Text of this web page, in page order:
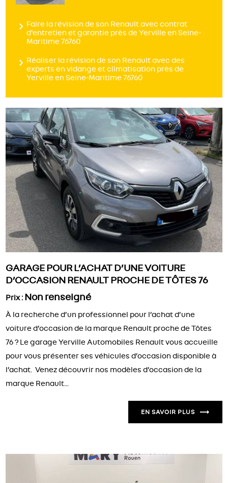
Faire la révision de son Renault avec contrat
d'entretien et garantie près de Yerville en Seine-
Maritime 76760
Réaliser la révision de son Renault avec des
experts en vidange et climatisation près de
Yerville en Seine-Maritime 76760
GARAGE POUR L’ACHAT D’UNE VOITURE
D’OCCASION RENAULT PROCHE DE TÔTES 76
Prix : Non renseigné
À la recherche d’un professionnel pour l’achat d’une
voiture d’occasion de la marque Renault proche de Tôtes
76 ? Le garage Yerville Automobiles Renault vous accueille
pour vous présenter ses véhicules d’occasion disponible à
l’achat. Venez découvrir nos modèles d’occasion de la
marque Renault...
EN SAVOIR PLUS